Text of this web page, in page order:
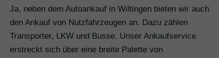
Ja, neben dem Autoankauf in Wiltingen bieten wir auch
den Ankauf von Nutzfahrzeugen an. Dazu zählen
Transporter, LKW und Busse. Unser Ankaufservice
erstreckt sich über eine breite Palette von